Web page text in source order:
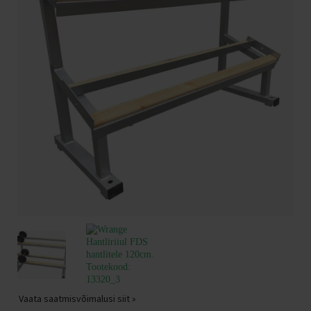
Vaata saatmisvõimalusi siit »